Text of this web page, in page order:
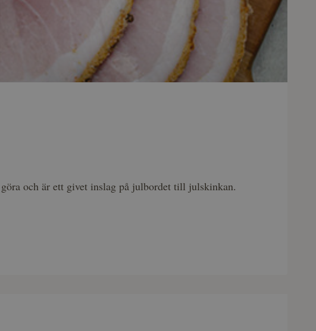
och är ett givet inslag på julbordet till julskinkan.